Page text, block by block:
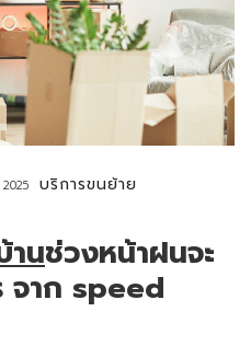
บริการขนย้าย
านช่วงหน้าฝนจะ
จาก speed